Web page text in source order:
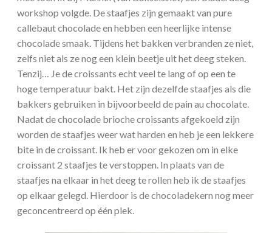
workshop volgde. De staafjes zijn gemaakt van pure
callebaut chocolade en hebben een heerlijke intense
chocolade smaak. Tijdens het bakken verbranden ze niet,
zelfs niet als ze nog een klein beetje uit het deeg steken.
Tenzij… Je de croissants echt veel te lang of op een te
hoge temperatuur bakt. Het zijn dezelfde staafjes als die
bakkers gebruiken in bijvoorbeeld de pain au chocolate.
Nadat de chocolade brioche croissants afgekoeld zijn
worden de staafjes weer wat harden en heb je een lekkere
bite in de croissant. Ik heb er voor gekozen om in elke
croissant 2 staafjes te verstoppen. In plaats van de
staafjes na elkaar in het deeg te rollen heb ik de staafjes
op elkaar gelegd. Hierdoor is de chocoladekern nog meer
geconcentreerd op één plek.